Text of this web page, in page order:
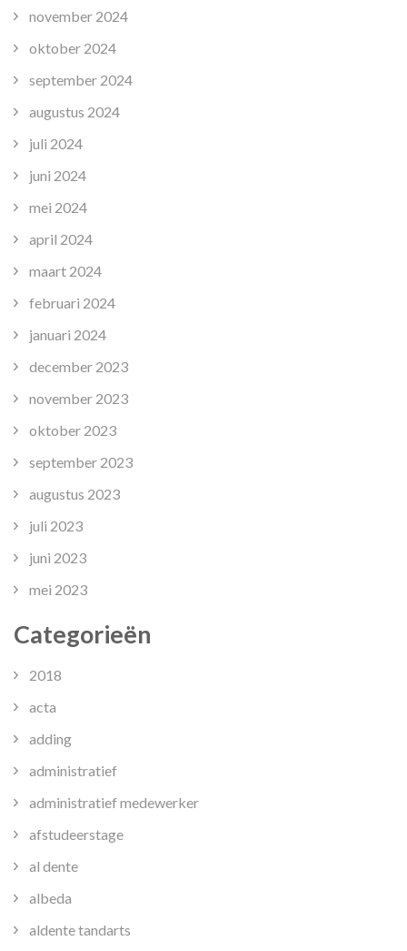
november 2024
oktober 2024
september 2024
augustus 2024
juli 2024
juni 2024
mei 2024
april 2024
maart 2024
februari 2024
januari 2024
december 2023
november 2023
oktober 2023
september 2023
augustus 2023
juli 2023
juni 2023
mei 2023
Categorieën
2018
acta
adding
administratief
administratief medewerker
afstudeerstage
al dente
albeda
aldente tandarts